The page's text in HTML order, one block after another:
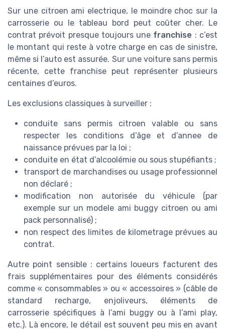
Sur une citroen ami electrique, le moindre choc sur la
carrosserie ou le tableau bord peut coûter cher. Le
contrat prévoit presque toujours une franchise : c’est
le montant qui reste à votre charge en cas de sinistre,
même si l’auto est assurée. Sur une voiture sans permis
récente, cette franchise peut représenter plusieurs
centaines d’euros.
Les exclusions classiques à surveiller :
conduite sans permis citroen valable ou sans
respecter les conditions d’âge et d’annee de
naissance prévues par la loi ;
conduite en état d’alcoolémie ou sous stupéfiants ;
transport de marchandises ou usage professionnel
non déclaré ;
modification non autorisée du véhicule (par
exemple sur un modele ami buggy citroen ou ami
pack personnalisé) ;
non respect des limites de kilometrage prévues au
contrat.
Autre point sensible : certains loueurs facturent des
frais supplémentaires pour des éléments considérés
comme « consommables » ou « accessoires » (câble de
standard recharge, enjoliveurs, éléments de
carrosserie spécifiques à l’ami buggy ou à l’ami play,
etc.). Là encore, le détail est souvent peu mis en avant